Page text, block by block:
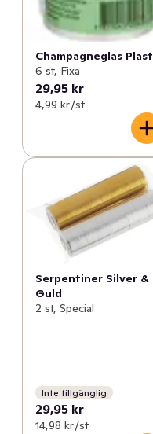
Champagneglas Plast
6 st, Fixa
29,95 kr
4,99 kr /st
Serpentiner Silver &
Guld
2 st, Special
Inte tillgänglig
29,95 kr
14,98 kr /st